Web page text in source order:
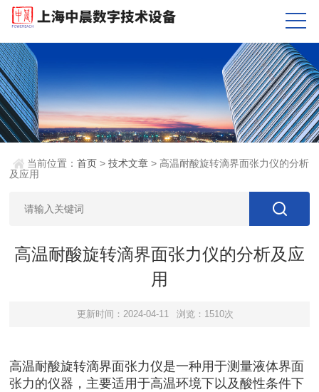
当前位置：首页 >技术文章 > 高温耐酸旋转滴界面张力仪的分析
及应用
高温耐酸旋转滴界面张力仪的分析及应
用
更新时间：2024-04-11 浏览：1510次
高温耐酸旋转滴界面张力仪是一种用于测量液体界面
张力的仪器，主要适用于高温环境下以及酸性条件下